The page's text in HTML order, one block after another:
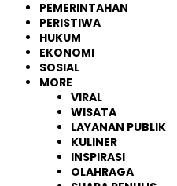
PEMERINTAHAN
PERISTIWA
HUKUM
EKONOMI
SOSIAL
MORE
VIRAL
WISATA
LAYANAN PUBLIK
KULINER
INSPIRASI
OLAHRAGA